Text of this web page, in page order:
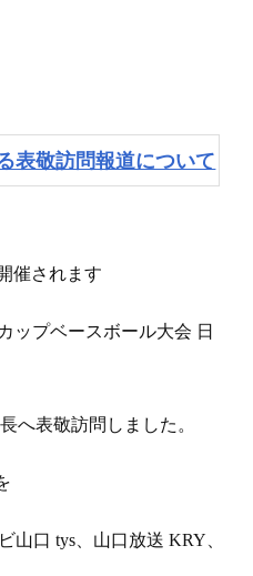
表敬訪問報道について
催されます
ップベースボール大会 日
へ表敬訪問しました。
山口 tys、山口放送 KRY、